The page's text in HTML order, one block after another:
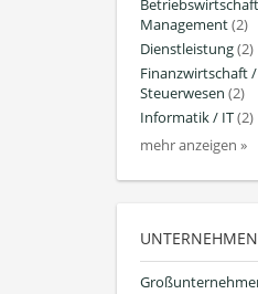
Management(2)
Dienstleistung(2)
Finanzwirtschaft
Steuerwesen (2)
Informatik / IT(2)
mehr anzeigen »